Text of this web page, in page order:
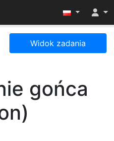
menu
Widok zadania
gońca